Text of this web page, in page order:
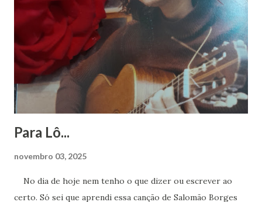
Para Lô...
novembro 03, 2025
No dia de hoje nem tenho o que dizer ou escrever ao
certo. Só sei que aprendi essa canção de Salomão Borges